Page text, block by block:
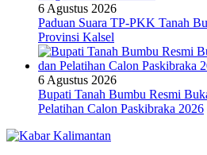
6 Agustus 2026
Paduan Suara TP-PKK Tanah
Provinsi Kalsel
6 Agustus 2026
Bupati Tanah Bumbu Resmi
Pelatihan Calon Paskibraka 2026